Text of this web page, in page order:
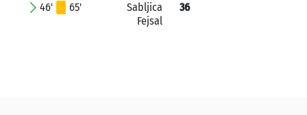
46' 65'
Sabljica
Fejsal
36